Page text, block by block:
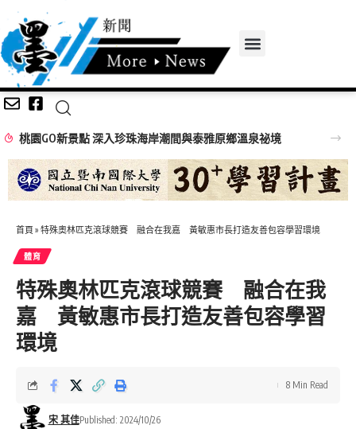
桃園GO新景點 深入珍珠海岸潮間與泰雅原鄉溫泉祕境
首頁 » 特殊奧林匹克滾球競賽 融合在我嘉 黃敏惠市長打造友善包容學習環境
體育
特殊奧林匹克滾球競賽 融合在我
嘉 黃敏惠市長打造友善包容學習
環境
宋 其佳Published: 2024/10/26
8 Min Read